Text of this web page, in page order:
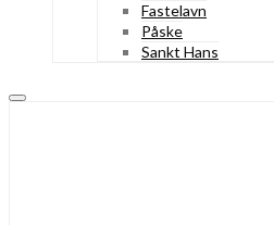
Fastelavn
Påske
Sankt Hans